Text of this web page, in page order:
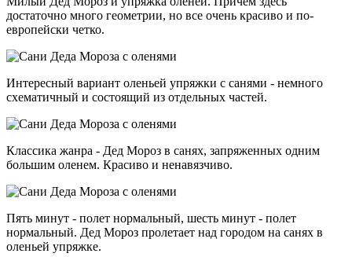
достаточно много геометрии, но все очень красиво и по-
европейски четко.
Интересный вариант оленьей упряжки с санями - немного
схематичный и состоящий из отдельных частей.
Классика жанра - Дед Мороз в санях, запряженных одним
большим оленем. Красиво и ненавязчиво.
Пять минут - полет нормальный, шесть минут - полет
нормальный. Дед Мороз пролетает над городом на санях в
оленьей упряжке.